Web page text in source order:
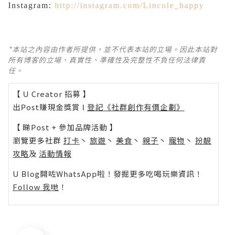
Instagram: http://instagram.com/Lincole_happy
*本站之內容由作者所提供，並不代表本站的立場。因此本站對
所有博客的立場、真實性、準確性及完整性不負任何法律責
任。
【 U Creator 招募 】
出Post賺現金獎賞 l 登記《社群創作有價企劃》
【 睇Post + 參加品牌活動 】
瀏覽更多社群 打卡 丶 旅遊 丶 美食 丶 親子 丶 寵物 丶 扮靚
攻略及 活動情報
U Blog開咗WhatsApp啦！發掘更多吃喝玩樂資訊！
Follow 我哋 ！